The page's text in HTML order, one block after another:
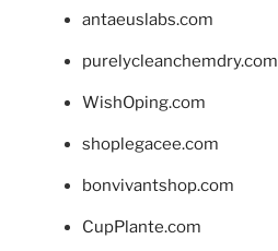
antaeuslabs.com
purelycleanchemdry.com
WishOping.com
shoplegacee.com
bonvivantshop.com
CupPlante.com